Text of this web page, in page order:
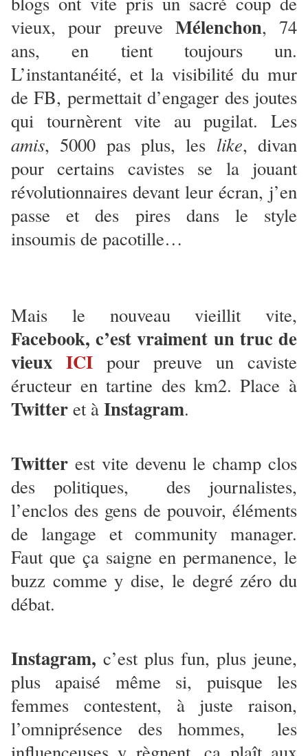
vieux, pour preuve Mélenchon, 74
ans, en tient toujours un.
L’instantanéité, et la visibilité du mur
de FB, permettait d’engager des joutes
qui tournèrent vite au pugilat. Les
amis, 5000 pas plus, les like, divan
pour certains cavistes se la jouant
révolutionnaires devant leur écran, j’en
passe et des pires dans le style
insoumis de pacotille…
Mais le nouveau vieillit vite,
Facebook, c’est vraiment un truc de
vieux ICI pour preuve un caviste
éructeur en tartine des km2. Place à
Twitter et à Instagram.
Twitter est vite devenu le champ clos
des politiques, des journalistes,
l’enclos des gens de pouvoir, éléments
de langage et community manager.
Faut que ça saigne en permanence, le
buzz comme y dise, le degré zéro du
débat.
Instagram, c’est plus fun, plus jeune,
plus apaisé même si, puisque les
femmes contestent, à juste raison,
l’omniprésence des hommes, les